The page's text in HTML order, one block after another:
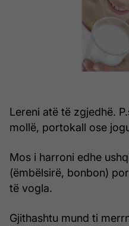
Lereni atë të zgjedhë.
mollë, portokall ose
Mos i harroni edhe
(ëmbëlsirë, bonbon)
të vogla.
Gjithashtu mund ti